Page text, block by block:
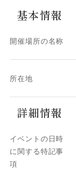
基本情報
開催場所の名称
所在地
詳細情報
イベントの日時
に関する特記事
項